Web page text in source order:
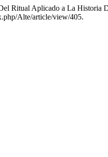
Ritual Aplicado a La Historia
Alte/article/view/405.